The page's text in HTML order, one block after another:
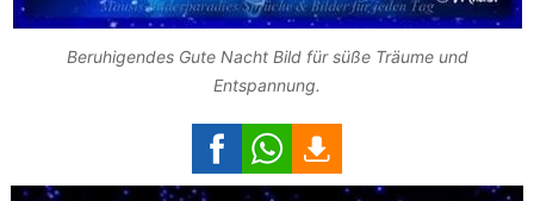
Beruhigendes Gute Nacht Bild für süße Träume und
Entspannung.